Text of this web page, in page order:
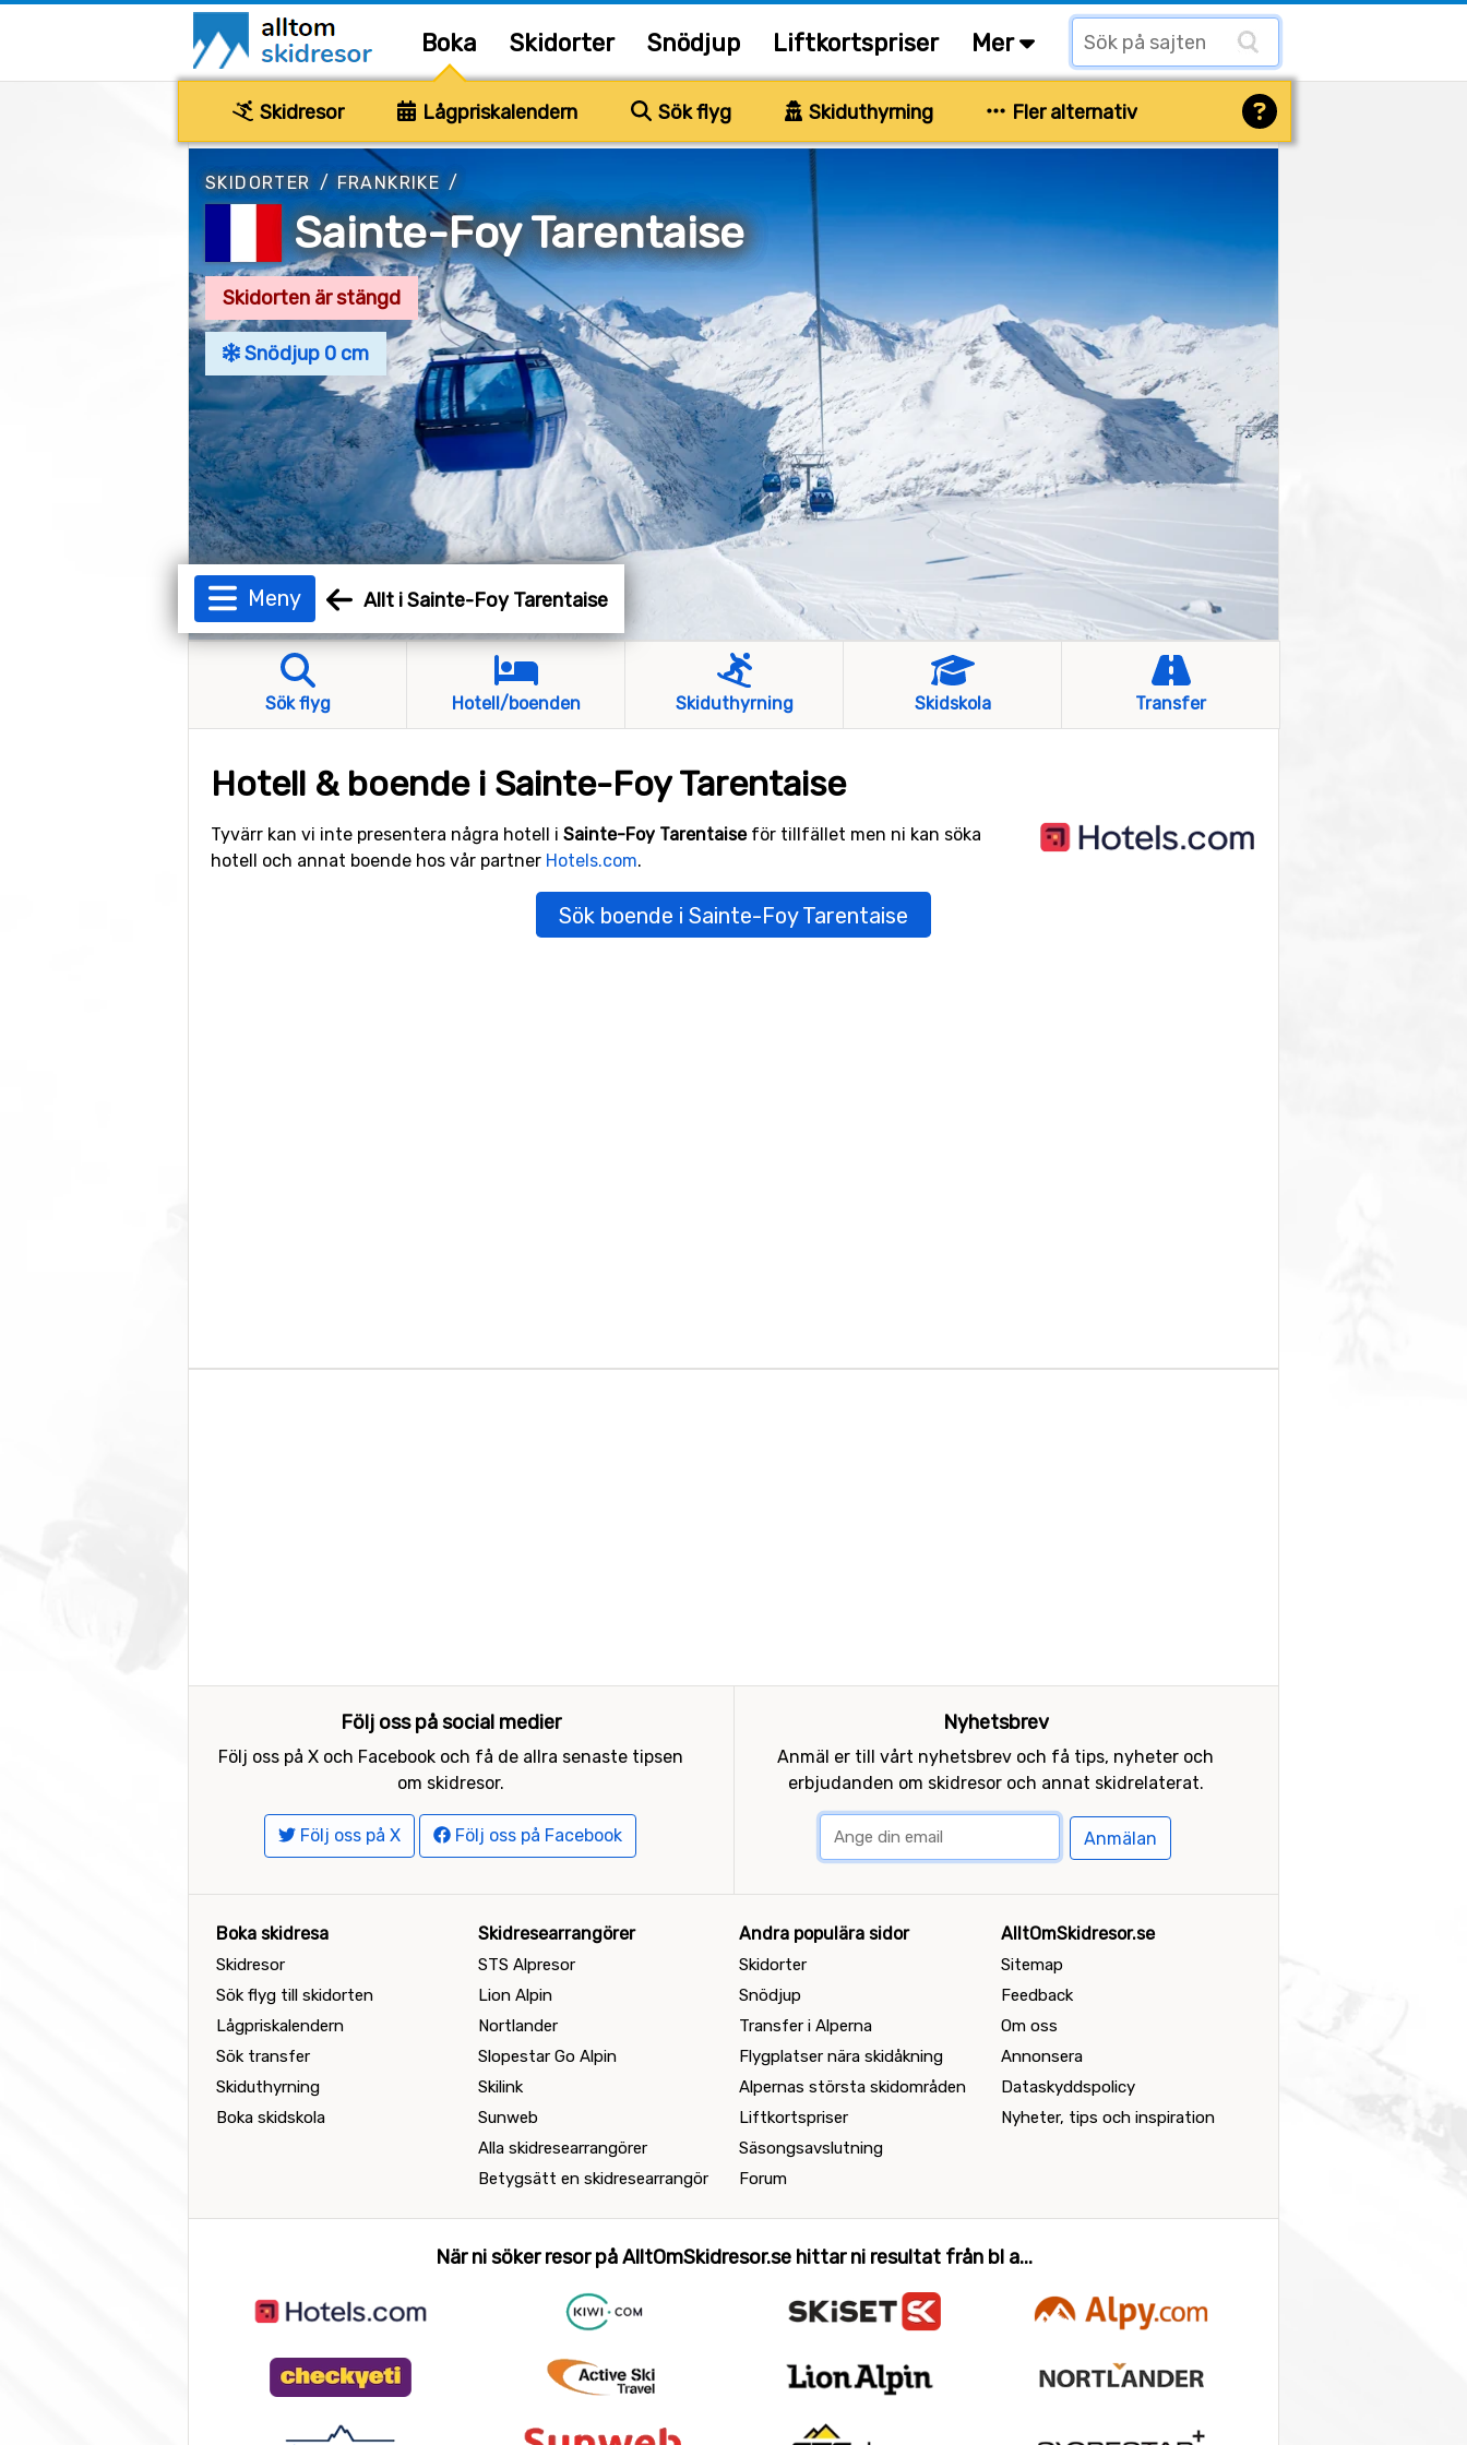
Boka Skidorter Snödjup Liftkortspriser Mer
Skidresor Lågpriskalendern Sök flyg Skiduthyrning Fler alternativ
SKIDORTER / FRANKRIKE /
Sainte-Foy Tarentaise
Skidorten är stängd
Snödjup 0 cm
Meny Allt i Sainte-Foy Tarentaise
Sök flyg Hotell/boenden Skiduthyrning Skidskola Transfer
Hotell & boende i Sainte-Foy Tarentaise
Tyvärr kan vi inte presentera några hotell i Sainte-Foy Tarentaiseför tillfället men ni kan söka
hotell och annat boende hos vår partner Hotels.com.
Sök boende i Sainte-Foy Tarentaise
Följ oss på social medier
Följ oss på X och Facebook och få de allra senaste tipsen
om skidresor.
Följ oss på X Följ oss på Facebook
Nyhetsbrev
Anmäl er till vårt nyhetsbrev och få tips, nyheter och
erbjudanden om skidresor och annat skidrelaterat.
Anmälan
Boka skidresa
Skidresor
Sök flyg till skidorten
Lågpriskalendern
Sök transfer
Skiduthyrning
Boka skidskola
Skidresearrangörer
STS Alpresor
Lion Alpin
Nortlander
Slopestar Go Alpin
Skilink
Sunweb
Alla skidresearrangörer
Betygsätt en skidresearrangör
Andra populära sidor
Skidorter
Snödjup
Transfer i Alperna
Flygplatser nära skidåkning
Alpernas största skidområden
Liftkortspriser
Säsongsavslutning
Forum
AlltOmSkidresor.se
Sitemap
Feedback
Om oss
Annonsera
Dataskyddspolicy
Nyheter, tips och inspiration
När ni söker resor på AlltOmSkidresor.se hittar ni resultat från bl a...